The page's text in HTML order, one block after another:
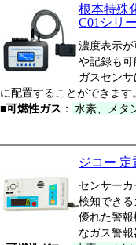
根本特殊
C01シリ
濃度表示
や記録も可
ガスセン
に配置することができます
■可燃性ガス ： 水素、メタ
ジコー
センサー
検知でき
優れた警
なガス警報